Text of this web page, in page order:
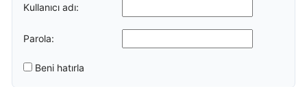
Kullanıcı adı:
Parola:
Beni hatırla